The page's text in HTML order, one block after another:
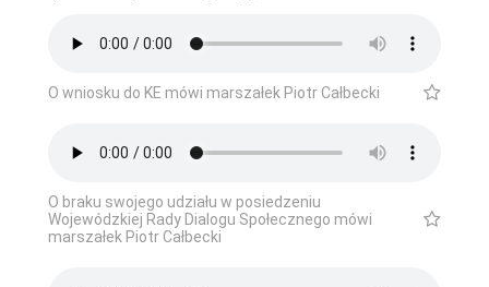
O wniosku do KE mówi marszałek Piotr Całbecki
O braku swojego udziału w posiedzeniu
Wojewódzkiej Rady Dialogu Społecznego mówi
marszałek Piotr Całbecki